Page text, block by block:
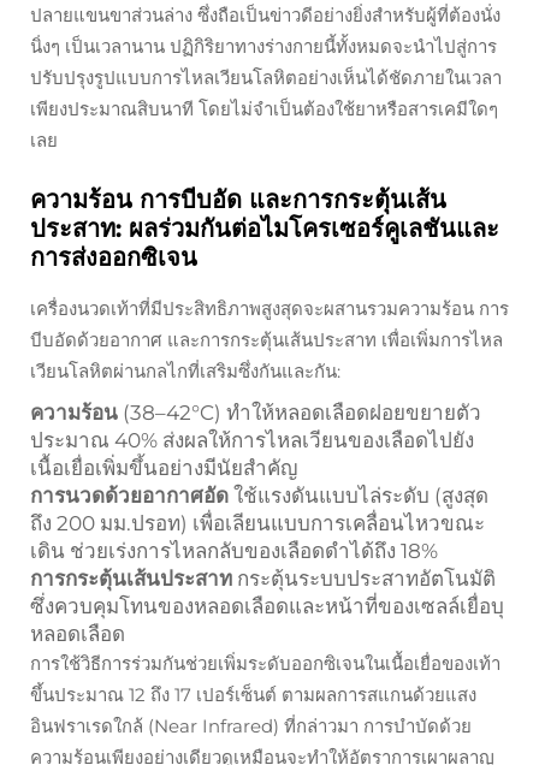
ปลายแขนขาส่วนล่าง ซึ่งถือเป็นข่าวดีอย่างยิ่งสำหรับผู้ที่ต้องนั่ง
นิ่งๆ เป็นเวลานาน ปฏิกิริยาทางร่างกายนี้ทั้งหมดจะนำไปสู่การ
ปรับปรุงรูปแบบการไหลเวียนโลหิตอย่างเห็นได้ชัดภายในเวลา
เพียงประมาณสิบนาที โดยไม่จำเป็นต้องใช้ยาหรือสารเคมีใดๆ
เลย
ความร้อน การบีบอัด และการกระตุ้นเส้น
ประสาท: ผลร่วมกันต่อไมโครเซอร์คูเลชันและ
การส่งออกซิเจน
เครื่องนวดเท้าที่มีประสิทธิภาพสูงสุดจะผสานรวมความร้อน การ
บีบอัดด้วยอากาศ และการกระตุ้นเส้นประสาท เพื่อเพิ่มการไหล
เวียนโลหิตผ่านกลไกที่เสริมซึ่งกันและกัน:
ความร้อน (38–42°C) ทำให้หลอดเลือดฝอยขยายตัว
ประมาณ 40% ส่งผลให้การไหลเวียนของเลือดไปยัง
เนื้อเยื่อเพิ่มขึ้นอย่างมีนัยสำคัญ
การนวดด้วยอากาศอัด ใช้แรงดันแบบไล่ระดับ (สูงสุด
ถึง 200 มม.ปรอท) เพื่อเลียนแบบการเคลื่อนไหวขณะ
เดิน ช่วยเร่งการไหลกลับของเลือดดำได้ถึง 18%
การกระตุ้นเส้นประสาท กระตุ้นระบบประสาทอัตโนมัติ
ซึ่งควบคุมโทนของหลอดเลือดและหน้าที่ของเซลล์เยื่อบุ
หลอดเลือด
การใช้วิธีการร่วมกันช่วยเพิ่มระดับออกซิเจนในเนื้อเยื่อของเท้า
ขึ้นประมาณ 12 ถึง 17 เปอร์เซ็นต์ ตามผลการสแกนด้วยแสง
อินฟราเรดใกล้ (Near Infrared) ที่กล่าวมา การบำบัดด้วย
ความร้อนเพียงอย่างเดียวดูเหมือนจะทำให้อัตราการเผาผลาญ